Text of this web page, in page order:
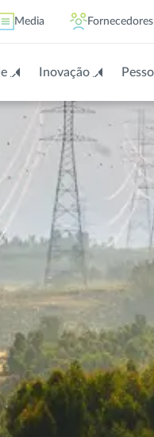
Media Fornecedores
Inovação